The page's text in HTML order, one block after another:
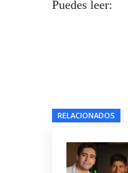
Puedes leer:
RELACIONADOS